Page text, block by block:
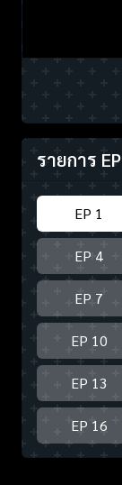
รายการ EP
EP 1
EP 4
EP 7
EP 10
EP 13
EP 16